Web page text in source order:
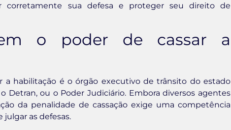
corretamente sua defesa e proteger seu direito de
o poder de cassar a
habilitação é o órgão executivo de trânsito do estado
Detran, ou o Poder Judiciário. Embora diversos agentes
da penalidade de cassação exige uma competência
julgar as defesas.